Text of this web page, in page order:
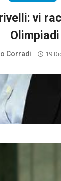
vi
Olimpiadi
Corradi 19